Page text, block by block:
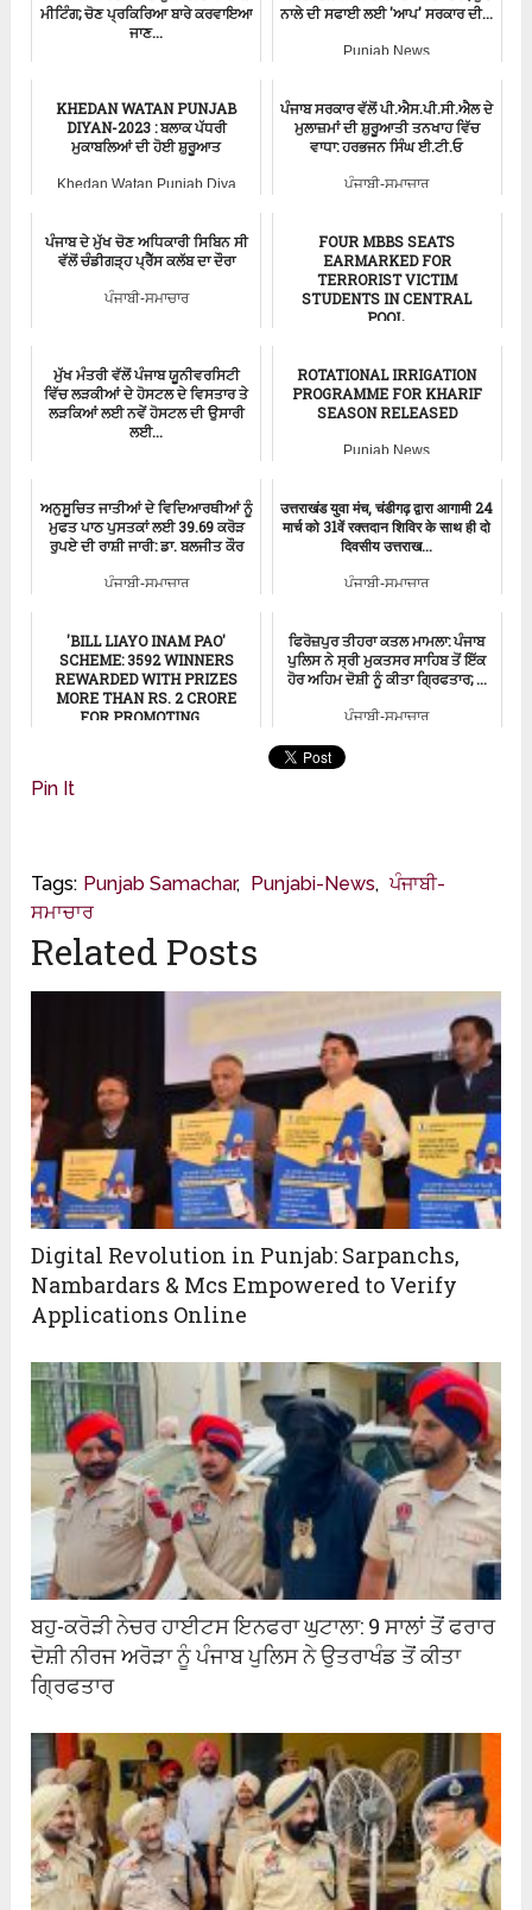
ਮੀਟਿੰਗ; ਚੋਣ ਪ੍ਰਕਿਰਿਆ ਬਾਰੇ ਕਰਵਾਇਆ
ਜਾਣ...
ਨਾਲੇ ਦੀ ਸਫਾਈ ਲਈ 'ਆਪ' ਸਰਕਾਰ ਦੀ...
Punjab News
KHEDAN WATAN PUNJAB
DIYAN-2023 : ਬਲਾਕ ਪੱਧਰੀ
ਮੁਕਾਬਲਿਆਂ ਦੀ ਹੋਈ ਸ਼ੁਰੂਆਤ
Khedan Watan Punjab Diya
ਪੰਜਾਬ ਸਰਕਾਰ ਵੱਲੋਂ ਪੀ.ਐਸ.ਪੀ.ਸੀ.ਐਲ ਦੇ
ਮੁਲਾਜ਼ਮਾਂ ਦੀ ਸ਼ੁਰੂਆਤੀ ਤਨਖਾਹ ਵਿੱਚ
ਵਾਧਾ: ਹਰਭਜਨ ਸਿੰਘ ਈ.ਟੀ.ਓ
ਪੰਜਾਬੀ-ਸਮਾਚਾਰ
ਪੰਜਾਬ ਦੇ ਮੁੱਖ ਚੋਣ ਅਧਿਕਾਰੀ ਸਿਬਿਨ ਸੀ
ਵੱਲੋਂ ਚੰਡੀਗੜ੍ਹ ਪ੍ਰੈੱਸ ਕਲੱਬ ਦਾ ਦੌਰਾ
ਪੰਜਾਬੀ-ਸਮਾਚਾਰ
FOUR MBBS SEATS
EARMARKED FOR
TERRORIST VICTIM
STUDENTS IN CENTRAL
POOL.
ਮੁੱਖ ਮੰਤਰੀ ਵੱਲੋਂ ਪੰਜਾਬ ਯੂਨੀਵਰਸਿਟੀ
ਵਿੱਚ ਲੜਕੀਆਂ ਦੇ ਹੋਸਟਲ ਦੇ ਵਿਸਤਾਰ ਤੇ
ਲੜਕਿਆਂ ਲਈ ਨਵੇਂ ਹੋਸਟਲ ਦੀ ਉਸਾਰੀ
ਲਈ...
ROTATIONAL IRRIGATION
PROGRAMME FOR KHARIF
SEASON RELEASED
Punjab News
ਅਨੁਸੂਚਿਤ ਜਾਤੀਆਂ ਦੇ ਵਿਦਿਆਰਥੀਆਂ ਨੂੰ
ਮੁਫਤ ਪਾਠ ਪੁਸਤਕਾਂ ਲਈ 39.69 ਕਰੋੜ
ਰੁਪਏ ਦੀ ਰਾਸ਼ੀ ਜਾਰੀ: ਡਾ. ਬਲਜੀਤ ਕੌਰ
ਪੰਜਾਬੀ-ਸਮਾਚਾਰ
उत्तराखंड युवा मंच, चंडीगढ़ द्वारा आगामी 24
मार्च को 31वें रक्तदान शिविर के साथ ही दो
दिवसीय उत्तराख...
ਪੰਜਾਬੀ-ਸਮਾਚਾਰ
'BILL LIAYO INAM PAO'
SCHEME: 3592 WINNERS
REWARDED WITH PRIZES
MORE THAN RS. 2 CRORE
FOR PROMOTING ...
ਫਿਰੋਜ਼ਪੁਰ ਤੀਹਰਾ ਕਤਲ ਮਾਮਲਾ: ਪੰਜਾਬ
ਪੁਲਿਸ ਨੇ ਸ੍ਰੀ ਮੁਕਤਸਰ ਸਾਹਿਬ ਤੋਂ ਇੱਕ
ਹੋਰ ਅਹਿਮ ਦੋਸ਼ੀ ਨੂੰ ਕੀਤਾ ਗ੍ਰਿਫਤਾਰ; ...
ਪੰਜਾਬੀ-ਸਮਾਚਾਰ
Pin It
Tags: Punjab Samachar, Punjabi-News, ਪੰਜਾਬੀ-
ਸਮਾਚਾਰ
Related Posts
Digital Revolution in Punjab: Sarpanchs,
Nambardars & Mcs Empowered to Verify
Applications Online
ਬਹੁ-ਕਰੋੜੀ ਨੇਚਰ ਹਾਈਟਸ ਇਨਫਰਾ ਘੁਟਾਲਾ: 9 ਸਾਲਾਂ ਤੋਂ ਫਰਾਰ
ਦੋਸ਼ੀ ਨੀਰਜ ਅਰੋੜਾ ਨੂੰ ਪੰਜਾਬ ਪੁਲਿਸ ਨੇ ਉਤਰਾਖੰਡ ਤੋਂ ਕੀਤਾ
ਗ੍ਰਿਫਤਾਰ